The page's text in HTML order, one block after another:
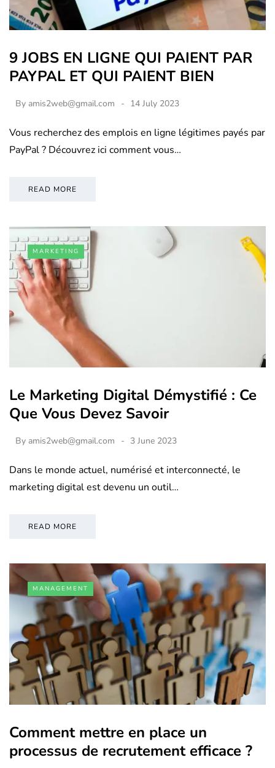
9 JOBS EN LIGNE QUI PAIENT PAR
PAYPAL ET QUI PAIENT BIEN
By amis2web@gmail.com 14 July 2023
Vous recherchez des emplois en ligne légitimes payés par
PayPal ? Découvrez ici comment vous…
READ MORE
MARKETING
Le Marketing Digital Démystifié : Ce
Que Vous Devez Savoir
By amis2web@gmail.com 3 June 2023
Dans le monde actuel, numérisé et interconnecté, le
marketing digital est devenu un outil…
READ MORE
MANAGEMENT
Comment mettre en place un
processus de recrutement efficace ?